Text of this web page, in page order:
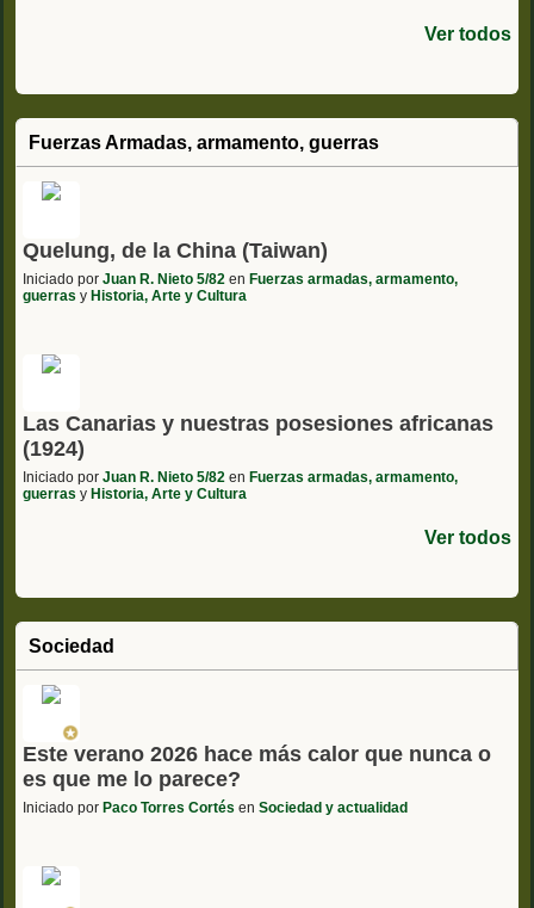
Ver todos
Fuerzas Armadas, armamento, guerras
Quelung, de la China (Taiwan)
Iniciado por Juan R. Nieto 5/82 en Fuerzas armadas, armamento,
guerras y Historia, Arte y Cultura
Las Canarias y nuestras posesiones africanas
(1924)
Iniciado por Juan R. Nieto 5/82 en Fuerzas armadas, armamento,
guerras y Historia, Arte y Cultura
Ver todos
Sociedad
Este verano 2026 hace más calor que nunca o
es que me lo parece?
Iniciado por Paco Torres Cortés en Sociedad y actualidad